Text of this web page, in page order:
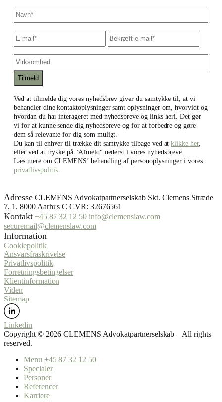
Navn *
E-
mail*
Skriv
e-
Virksomhed
Ved at tilmelde dig vores nyhedsbrev giver du samtykke til, at vi
behandler dine kontaktoplysninger samt oplysninger om, hvorvidt og
hvordan du har interageret med nyhedsbreve og links heri. Det gør
vi for at kunne sende dig nyhedsbreve og for at forbedre og gøre
dem så relevante for dig som muligt.
Du kan til enhver til trække dit samtykke tilbage ved at klikke her,
eller ved at trykke på "Afmeld" nederst i vores nyhedsbreve.
Læs mere om CLEMENS’ behandling af personoplysninger i vores
privatlivspolitik
Adresse CLEMENS Advokatpartnerselskab Skt. Clemens Stræde
7, 1. 8000 Aarhus C CVR: 32676561
Kontakt +45 87 32 12 50 info@clemenslaw.com
securemail@clemenslaw.com
Information
Cookiepolitik
Ansvarsfraskrivelse
Privatlivspolitik
Forretningsbetingelser
Klientinformation
Viden
Sitemap
Linkedin
Copyright ©️ 2026 CLEMENS Advokatpartnerselskab – All rights
reserved.
Menu +45 87 32 12 50
Specialer
Personer
Referencer
Karriere